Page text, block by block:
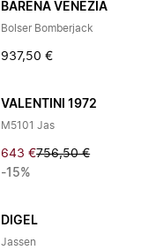
BARENA VENEZIA
Bolser Bomberjack
937,50 €
VALENTINI 1972
M5101 Jas
643 €756,50 €
-15%
DIGEL
Jassen